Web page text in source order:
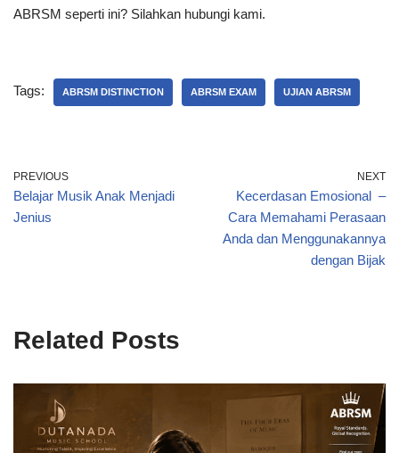
ABRSM seperti ini? Silahkan hubungi kami.
Tags: ABRSM DISTINCTION ABRSM EXAM UJIAN ABRSM
PREVIOUS
Belajar Musik Anak Menjadi
Jenius
NEXT
Kecerdasan Emosional –
Cara Memahami Perasaan
Anda dan Menggunakannya
dengan Bijak
Related Posts